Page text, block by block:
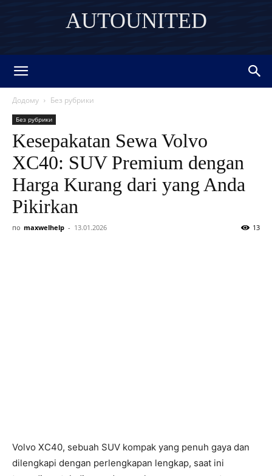
AUTOUNITED
Додому Без рубрики
Без рубрики
Kesepakatan Sewa Volvo
XC40: SUV Premium dengan
Harga Kurang dari yang Anda
Pikirkan
по maxwelhelp - 13.01.2026 13
Volvo XC40, sebuah SUV kompak yang penuh gaya dan
dilengkapi dengan perlengkapan lengkap, saat ini